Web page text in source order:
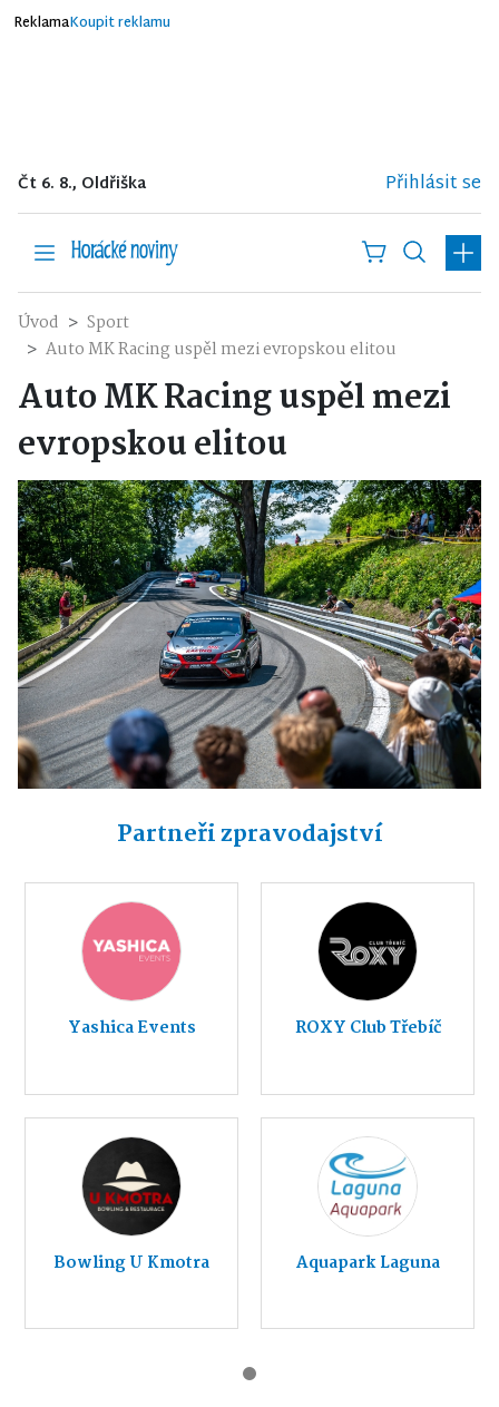
ReklamaKoupit reklamu
Čt 6. 8., Oldřiška Přihlásit se
Úvod
Sport
Auto MK Racing uspěl mezi evropskou elitou
Auto MK Racing uspěl mezi
evropskou elitou
Partneři zpravodajství
Yashica Events ROXY Club Třebíč
Bowling U Kmotra Aquapark Laguna